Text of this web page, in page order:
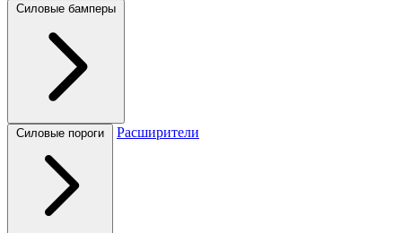
Силовые бамперы
Силовые пороги Расширители